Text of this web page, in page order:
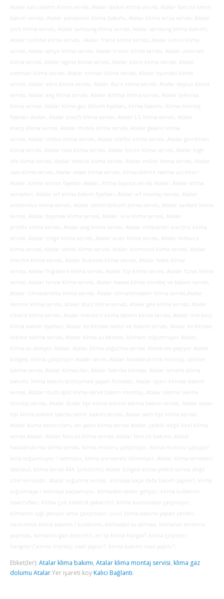
Atalar sulu sistem klima servisi, Atalar daikin klima servisi, Atalar fancoil tamir
bakım servisi, Atalar panasonic klima bakımı, Atalar klima arıza servisi, Atalar
york klima servisi, Atalar samsung klima servisi, Atalar samsung klima bakımı,
Atalar toshiba klima servisi, Atalar Trane klima servisi, Atalar kelon klima
servisi, Atalar sanyo klima servisi, Atalar tronic klima servisi, Atalar unionair
klima servisi, Atalar sigma klima servisi, Atalar zibro klima servisi, Atalar
viesman klima servisi, Atalar nortair klima servisi, Atalar hyundai klima
servisi, Atalar esco klima servisi, Atalar duro klima servisi, Atalar daylux klima
servisi, Atalar aeg klima servisi, Atalar iklimsa klima servisi, Atalar teknosa
klima servisi, Atalar klima gaz dolum fiyatları, klima bakımı, klima montaj
fiyatları Atalar, Atalar bosch klima servisi, Atalar LG klima servisi, Atalar
sharp klima servisi, Atalar midea klima servisi, Atalar galanz klima
servisi, Atalar mitsui klima servisi, Atalar olefini klima servisi, Atalar goodman
klima servisi, Atalar raks klima servisi, Atalar hicon klima servisi, Atalar high
life klima servisi, Atalar hitachi klima servisi, Atalar miller klima servisi, Atalar
zass klima servisi, Atalar ısısan klima servisi, klima sökme takma ücretleri
Atalar, klima motor fiyatları Atalar, klima taşıma servisi Atalar, Atalar klima
servisleri, Atalar vrf klima bakım fiyatları, Atalar vrf montaj servisi, Atalar
elektrolux klima servisi, Atalar demirdöküm klima servisi, Atalar vaillant klima
servisi, Atalar baymak klima servisi, Atalar eca klima servisi, Atalar
profilo klima servisi, Atalar aeg klima servisi, Atalar mitsubishi electric klima
servisi, Atalar chigo klima servisi, Atalar auer klima servisi, Atalar mitsuco
klima servisi, Atalar denki klima servisi, Atalar diomond klima servisi, Atalar
electra klima servisi, Atalar Rubenis klima servisi, Atalar falke klima
servisi, Atalar frigidaire klima servisi, Atalar fuji klima servisi, Atalar funai klima
servisi, Atalar hiross klima servisi, Atalar hassas klima montaj ve bakım servisi,
Atalar climavanetta klima servisi, Atalar climatemaster klima servisi,Atalar
lennox klima servisi, Atalar stulz klima servisi, Atalar gea klima servisi, Atalar
clivent klima servisi, Atalar merkezi klima sistem klima servisi, Atalar merkezi
klima bakım fiyatları, Atalar ev kliması tamir ve bakım servisi, Atalar ev kliması
sökme takma servisi, Atalar klima su akıntısı, klimam soğutmuyor Atalar,
klima su akıtıyor Atalar, Atalar klima soğutma servisi, klima ses yapıyor Atalar
bölgesi, klima çalışmıyor Atalar servis, Atalar havalandırma montajı, sökme
takma servis, Atalar klimacılar, Atalar fabrika kliması, Atalar senelik klima
bakımı, klima bakım sözleşmesi yapan firmalar, Atalar işyeri kliması bakım
servisi, Atalar multi split klima servis bakım montajı, Atalar sökme takma
montaj servisi, Atalar duvar tipi klima sökme takma bakım servisi, Atalar tavan
tipi klima sökme takma tamir bakım servisi, Atalar avm tipi klima servisi,
Atalar klima tamircileri, en yakın klima servisi Atalar, yetkili değil özel klima
servisi Atalar, Atalar fancoil klima servisi, Atalar fancoil bakımı, Atalar
havalandırma klima servisi, klima motoru çalışmıyor, klima motoru çalışıyor
ama soğutmuyor / ısıtmıyor, klima pervanesi dönmiyor, Atalar klima servisleri
istanbul, klima servis 444. Şirketimiz Atalar bölgesi klima yetkili servisi değil
özel servisidir, Atalar soğutma servisi, klimaya kaça defa bakım yapılır?, klima
soğutmaya / ısıtmaya başlamıyor, klimadan sesler geliyor, klima kullanım
tasarrufları, klima çok elektrik yakarmı?, klima kumandası çalışmıyor,
klimanın ışığı yanıyor ama çalışmıyor, ucuz klima bakımı yapan yerleri,
ekonomik klima bakımı / kullanımı, klimadan su akması, klimanın terleme
yapması, klimanın gazı bitermi?, en iyi klima hangisi?, klima çeşitleri
hangileri?,klima montajı nasıl yapılır?, klima bakımı nasıl yapılır?,
Etiket(ler):Atalar klima bakımı,Atalar klima montaj servisi, klima gaz
dolumu Atalar.Yer işareti koy Kalıcı Bağlantı.